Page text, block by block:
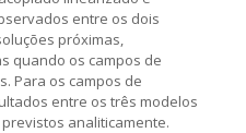
entre os dois
próximas,
quando os campos de
Para os campos de
entre os três modelos
analiticamente.